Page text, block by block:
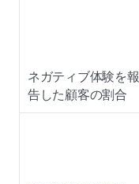
ネガティブ体験を報
告した顧客の割合